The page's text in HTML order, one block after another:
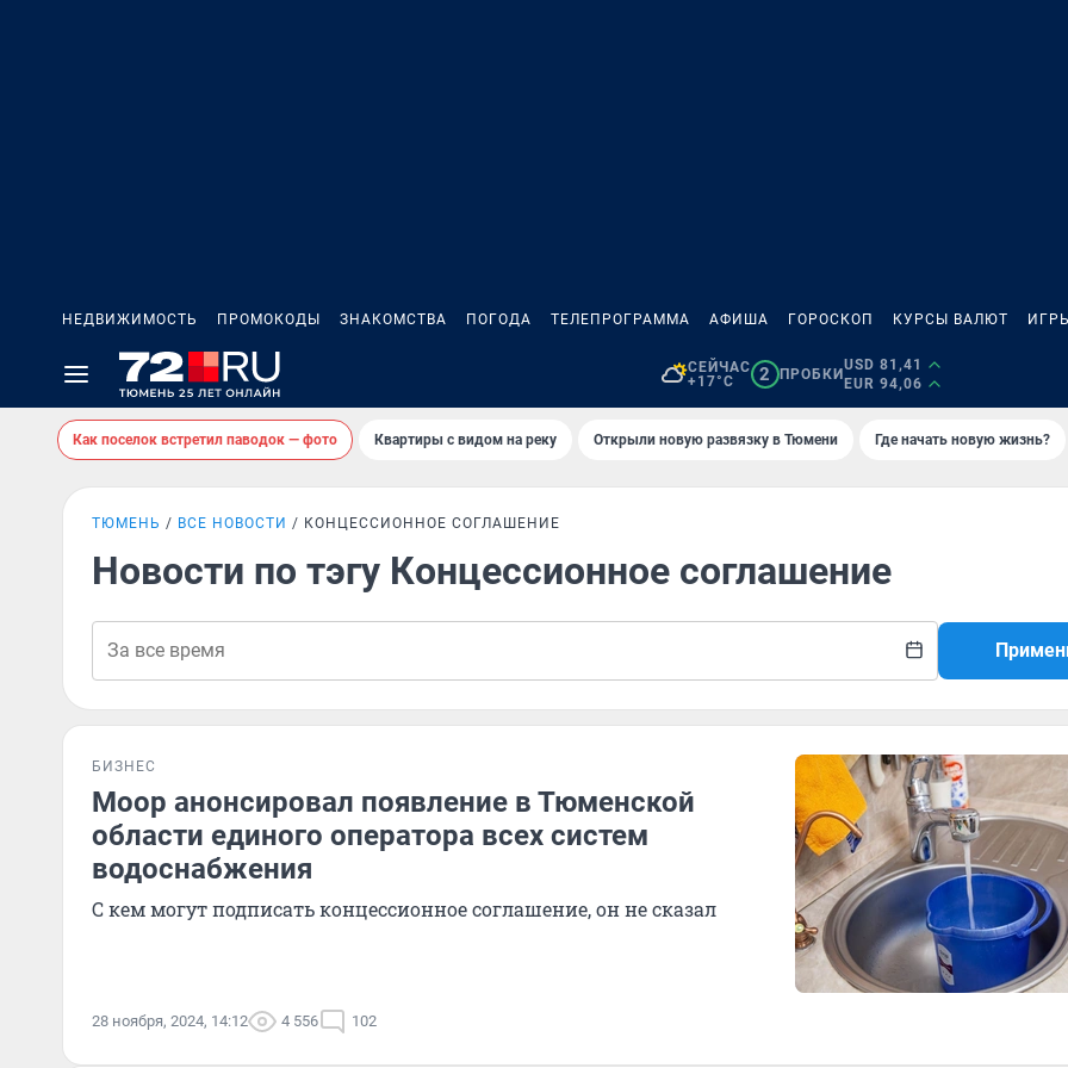
НЕДВИЖИМОСТЬ ПРОМОКОДЫ ЗНАКОМСТВА ПОГОДА ТЕЛЕПРОГРАММА АФИША ГОРОСКОП КУРСЫ ВАЛЮТ
СЕЙЧАС
+17°C
2 ПРОБКИ
USD 81,41
EUR 94,06
Как поселок встретил паводок — фото Квартиры с видом на реку Открыли новую развязку в Тюмени Где начать новую жизнь?
ТЮМЕНЬ ВСЕ НОВОСТИ КОНЦЕССИОННОЕ СОГЛАШЕНИЕ
Новости по тэгу Концессионное соглашение
БИЗНЕС
Моор анонсировал появление в Тюменской
области единого оператора всех систем
водоснабжения
С кем могут подписать концессионное соглашение, он не сказал
28 ноября, 2024, 14:12 4 556 102